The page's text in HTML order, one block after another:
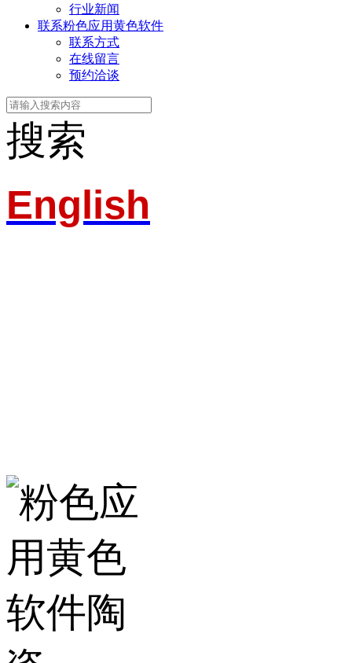
行业新闻
联系粉色应用黄色软件
联系方式
在线留言
预约洽谈
搜索
English